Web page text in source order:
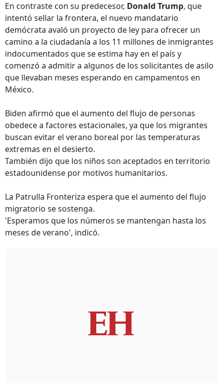
En contraste con su predecesor, Donald Trump, que
intentó sellar la frontera, el nuevo mandatario
demócrata avaló un proyecto de ley para ofrecer un
camino a la ciudadanía a los 11 millones de inmigrantes
indocumentados que se estima hay en el país y
comenzó a admitir a algunos de los solicitantes de asilo
que llevaban meses esperando en campamentos en
México.
Biden afirmó que el aumento del flujo de personas
obedece a factores estacionales, ya que los migrantes
buscan evitar el verano boreal por las temperaturas
extremas en el desierto.
También dijo que los niños son aceptados en territorio
estadounidense por motivos humanitarios.
La Patrulla Fronteriza espera que el aumento del flujo
migratorio se sostenga.
'Esperamos que los números se mantengan hasta los
meses de verano', indicó.